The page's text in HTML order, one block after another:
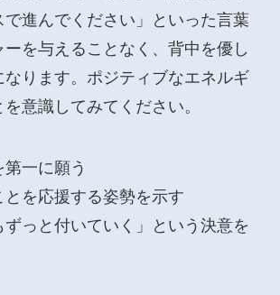
で進んでください」といった言葉
を与えることなく、背中を優し
なります。ポジティブなエネルギ
意識してみてください。
第一に願う
とを応援する姿勢を示す
ずっと付いていく」という決意を